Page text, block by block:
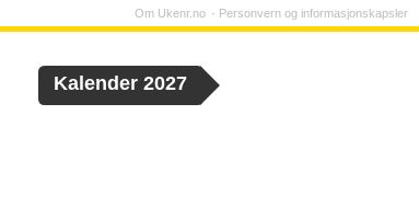
Kalender 2027
Om Ukenr.no Personvern og informasjonskapsler